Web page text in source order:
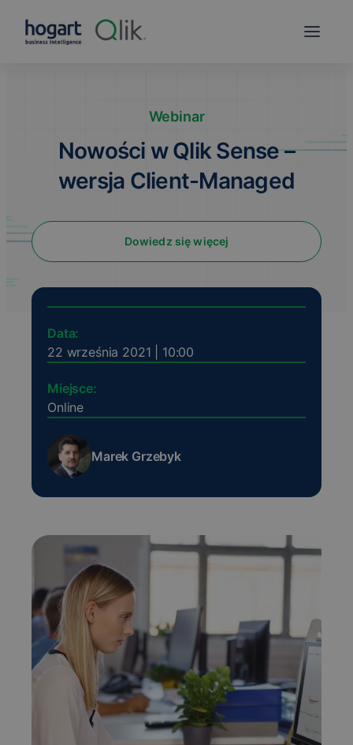
Webinar
Nowości w Qlik Sense –
wersja Client-Managed
Dowiedz się więcej
Data:
22 września 2021 | 10:00
Miejsce:
Online
Marek Grzebyk